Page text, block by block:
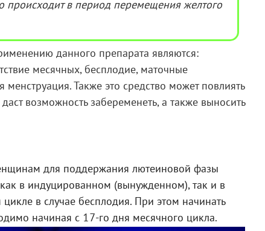
происходит в период перемещения желтого
данного препарата являются:
месячных, бесплодие, маточные
менструация. Также это средство может повлиять
возможность забеременеть, а также выносить
для поддержания лютеиновой фазы
в индуцированном (вынужденном), так и в
в случае бесплодия. При этом начинать
начиная с 17-го дня месячного цикла.